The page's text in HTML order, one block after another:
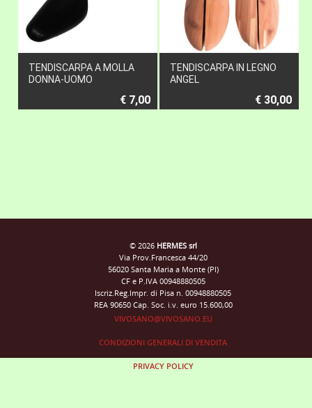
TENDISCARPA A MOLLA
DONNA-UOMO
€ 7,00
TENDISCARPA IN LEGNO
ANGEL
€ 30,00
© 2026 HERMES srl
Via Prov.Francesca 44/20
56020 Santa Maria a Monte (PI)
CF e P.IVA 00948880505
Iscriz.Reg.Impr. di Pisa n. 00948880505
REA 90650 Cap. Soc. i.v. euro 15.600,00
VIVOSANO@VIVOSANO.EU
CONDIZIONI GENERALI DI VENDITA
PRIVACY POLICY